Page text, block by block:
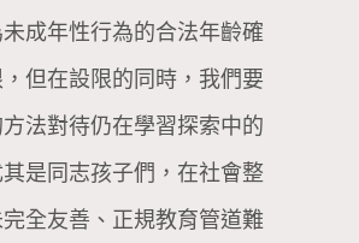
成年性行為的合法年齡確
但在設限的同時，我們要
法對待仍在學習探索中的
是同志孩子們，在社會整
全友善、正規教育管道難